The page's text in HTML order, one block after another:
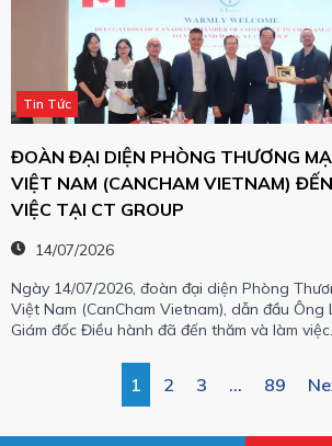
Tin Tức
ĐOÀN ĐẠI DIỆN PHÒNG THƯƠNG
VIỆT NAM (CANCHAM VIETNAM)
VIỆC TẠI CT GROUP
14/07/2026
Ngày 14/07/2026, đoàn đại diện Phòng
Việt Nam (CanCham Vietnam), dẫn đầu Ông
Giám đốc Điều hành đã đến thăm và làm
1 2 3 … 89